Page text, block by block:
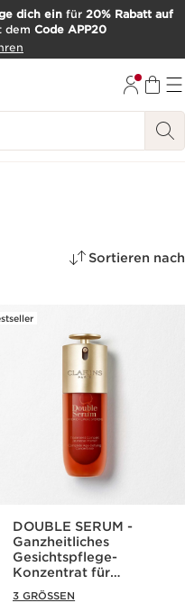
dich ein für 20% Rabatt auf
Code APP20
Sortieren nach
DOUBLE SERUM -
Ganzheitliches
Gesichtspflege-
Konzentrat für
jugendliche Haut
3 GRÖSSEN